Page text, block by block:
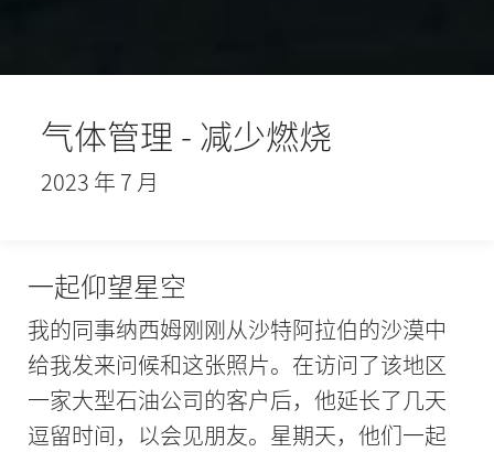
气体管理 - 减少燃烧
2023 年 7 月
一起仰望星空
我的同事纳西姆刚刚从沙特阿拉伯的沙漠中
给我发来问候和这张照片。在访问了该地区
一家大型石油公司的客户后，他延长了几天
逗留时间，以会见朋友。星期天，他们一起